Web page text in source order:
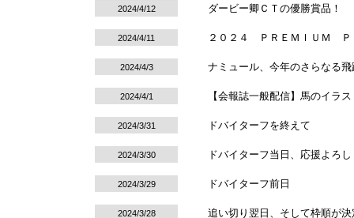
2024/4/12 ダービー卿ＣＴの優勝賞品！
2024/4/11 ２０２４ ＰＲＥＭＩＵＭ
2024/4/3 ナミュール、今年のさらなる
2024/4/1 【会報誌一般配信】馬のイラ
2024/3/31 ドバイターフを終えて
2024/3/30 ドバイターフ当日、応援よろ
2024/3/29 ドバイターフ前日
2024/3/28 追い切り翌日、そして枠順が決